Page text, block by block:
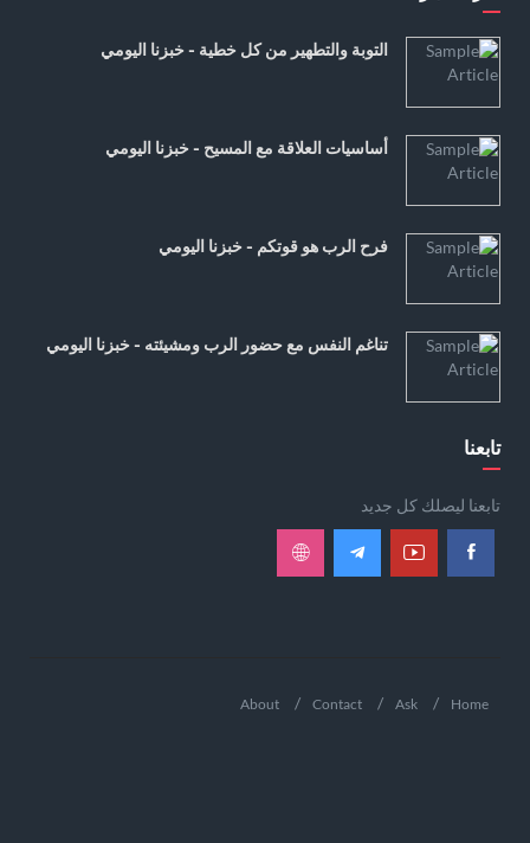
التوبة والتطهير من كل خطية - خبزنا اليومي
أساسيات العلاقة مع المسيح - خبزنا اليومي
فرح الرب هو قوتكم - خبزنا اليومي
تناغم النفس مع حضور الرب ومشيئته - خبزنا اليومي
تابعنا
تابعنا ليصلك كل جديد
Home
Ask
Contact
About